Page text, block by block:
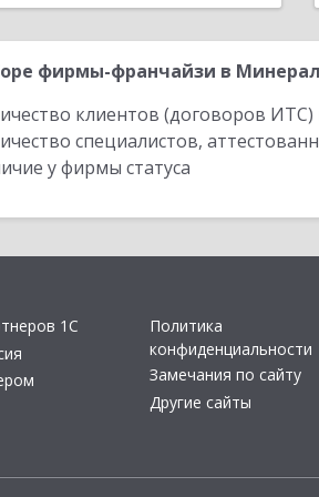
фирмы-франчайзи в
клиентов (договоров
специалистов,
у фирмы статуса
1С
Политика
конфиденциальности
Замечания по сайту
Другие сайты